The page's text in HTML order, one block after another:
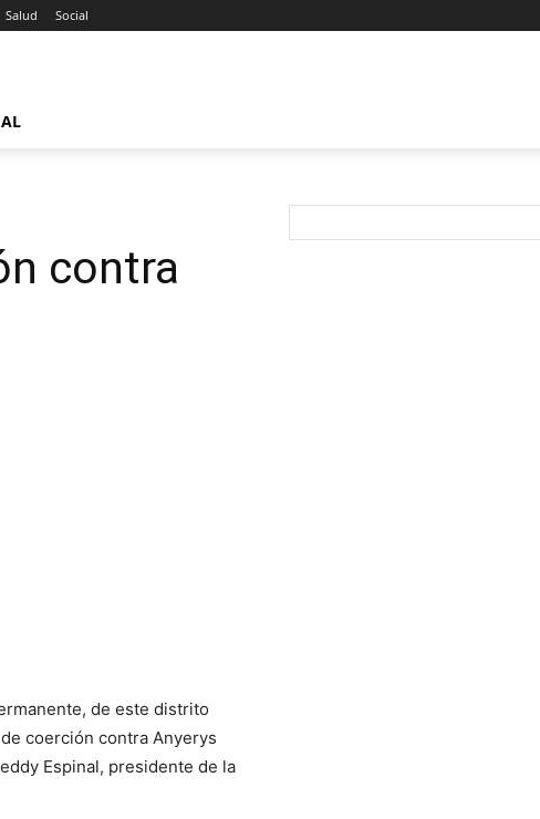
Salud Social
contra
de este distrito
coerción contra Anyerys
Espinal, presidente de la